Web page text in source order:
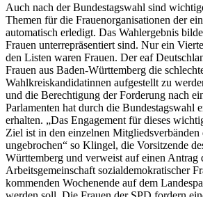
Auch nach der Bundestagswahl sind
Themen für die Frauenorganisationen der
automatisch erledigt. Das Wahlergebnis
Frauen unterrepräsentiert sind. Nur ein
den Listen waren Frauen. Der eaf
Frauen aus Baden-Württemberg die
Wahlkreiskandidatinnen aufgestellt zu
und die Berechtigung der Forderung nach
Parlamenten hat durch die Bundestagswahl
erhalten. „Das Engagement für dieses
Ziel ist in den einzelnen Mitgliedsverbänden
ungebrochen“ so Klingel, die Vorsitzende
Württemberg und verweist auf einen Antrag
Arbeitsgemeinschaft sozialdemokratischer
kommenden Wochenende auf dem